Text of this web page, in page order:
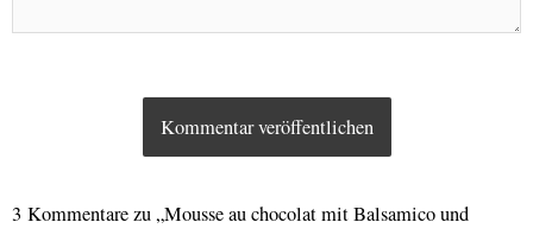
3 Kommentare zu „Mousse au chocolat mit Balsamico und